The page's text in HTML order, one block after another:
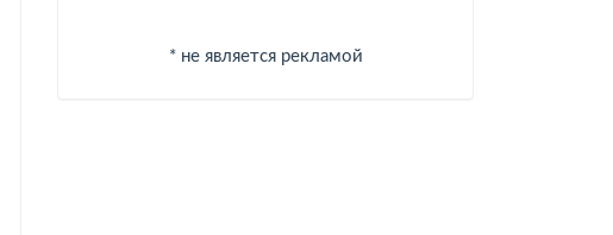
* не является рекламой